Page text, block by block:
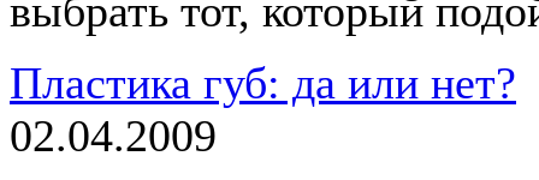
выбрать тот, который
Пластика губ: да или нет?
02.04.2009